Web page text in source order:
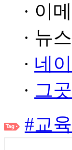
· 이
· 뉴
· 네
· 그
#교